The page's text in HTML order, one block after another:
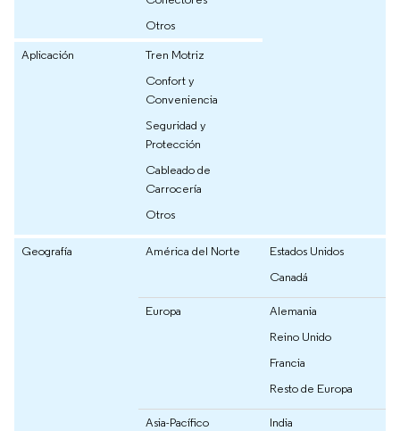
Otros
Aplicación
Tren Motriz
Confort y
Conveniencia
Seguridad y
Protección
Cableado de
Carrocería
Otros
Geografía América del Norte
Estados Unidos
Canadá
Europa
Alemania
Reino Unido
Francia
Resto de Europa
Asia-Pacífico India